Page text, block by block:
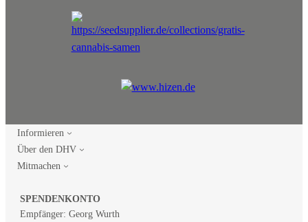
Informieren
Über den DHV
Mitmachen
SPENDENKONTO
Empfänger: Georg Wurth